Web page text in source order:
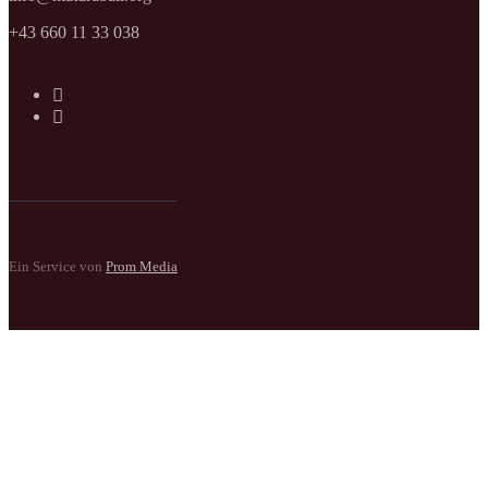
+43 660 11 33 038
Ein Service von Prom Media